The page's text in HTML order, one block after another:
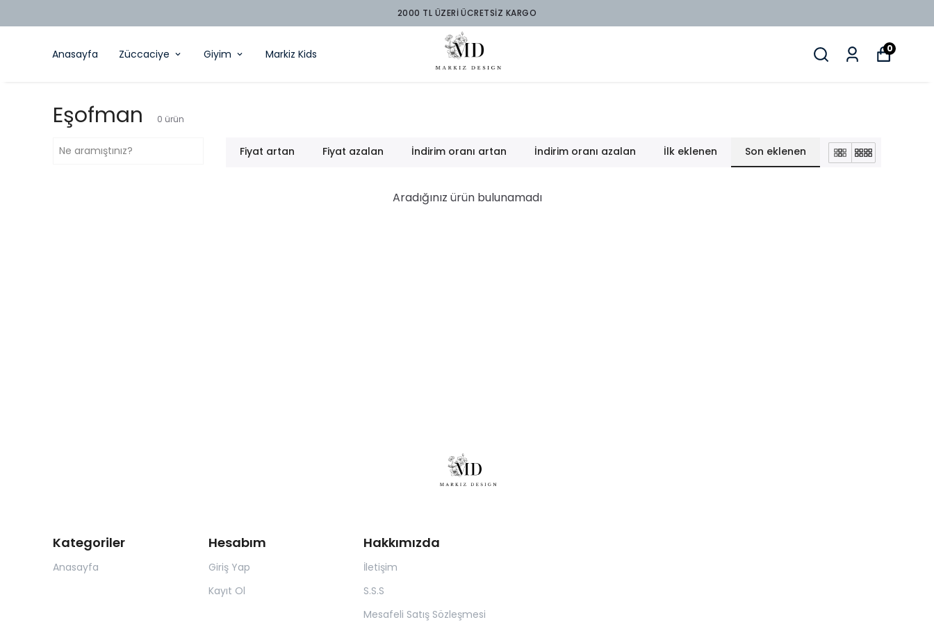
2000 TL ÜZERİ ÜCRETSİZ KARGO
Anasayfa Züccaciye Giyim Markiz Kids 0
Eşofman 0 ürün
Fiyat artan Fiyat azalan İndirim oranı artan İndirim oranı azalan İlk eklenen Son eklenen
Aradığınız ürün bulunamadı
Kategoriler
Anasayfa
Hesabım
Giriş Yap
Kayıt Ol
Hakkımızda
İletişim
S.S.S
Mesafeli Satış Sözleşmesi